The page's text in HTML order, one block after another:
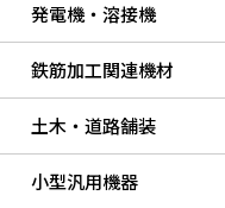
発電機・溶接機
鉄筋加工関連機材
土木・道路舗装
小型汎用機器